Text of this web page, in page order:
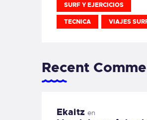
SURF Y EJERCICIOS
TECNICA VIAJES
Recent
Ekaitz en